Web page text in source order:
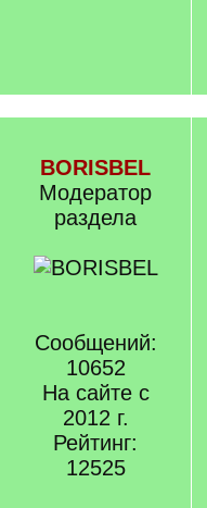
BORISBEL
Модератор
раздела
Сообщений:
10652
На сайте с
2012 г.
Рейтинг:
12525